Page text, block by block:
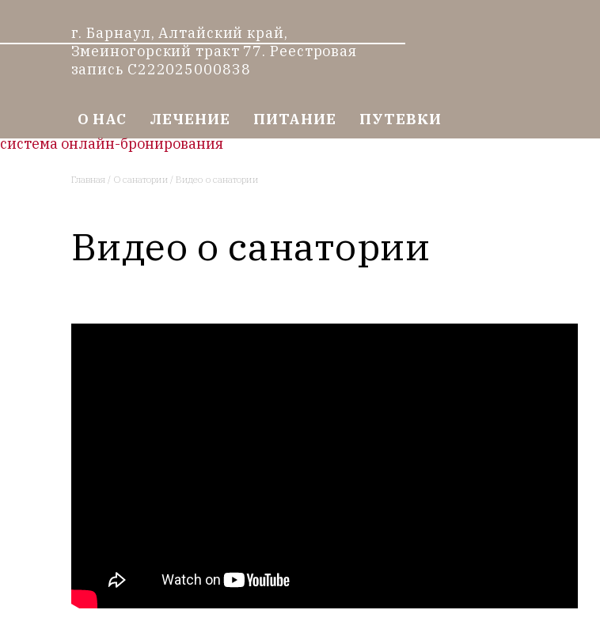
г. Барнаул, Алтайский край,
Змеиногорский тракт 77. Реестровая
запись С222025000838
О НАС ЛЕЧЕНИЕ ПИТАНИЕ ПУТЕВКИ
система онлайн-бронирования
Главная / О санатории / Видео о санатории
Видео о санатории